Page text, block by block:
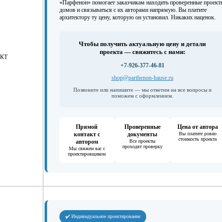
«Парфенон» помогает заказчикам находить проверенные
домов и связываться с их авторами напрямую. Вы платите
архитектору ту цену, которую он установил. Никаких наценок.
Чтобы получить актуальную цену и детали
проекта — свяжитесь с нами:
+7-926-377-46-81
shop@parthenon-hause.ru
Позвоните или напишите — мы ответим на все вопросы и
поможем с оформлением.
Прямой
контакт с
автором
Мы свяжем вас с
проектировщиком
Проверенные
документы
Все проекты
проходят проверку
Цена от автора
Вы платите ровно
стоимость проекта
✔️ Индивидуальное проектирование